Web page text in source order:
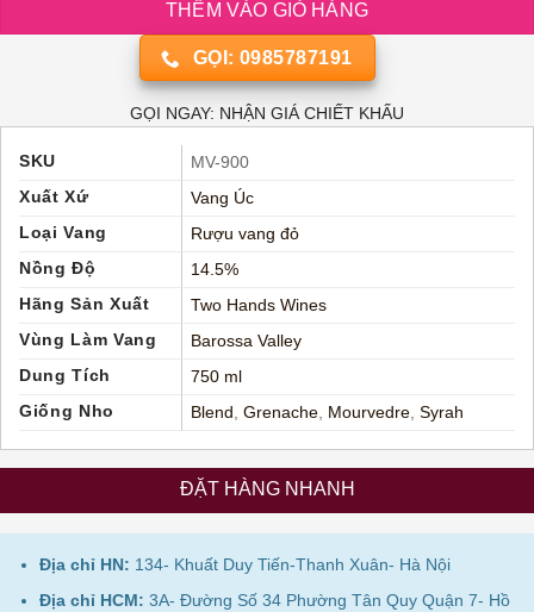
THÊM VÀO GIỎ HÀNG
GỌI: 0985787191
GỌI NGAY: NHẬN GIÁ CHIẾT KHẤU
SKU
MV-900
Xuất Xứ
Vang Úc
Loại Vang
Rượu vang đỏ
Nồng Độ
14.5%
Hãng Sản Xuất
Two Hands Wines
Vùng Làm Vang
Barossa Valley
Dung Tích
750 ml
Giống Nho
Blend Grenache, Mourvedre, Syrah
ĐẶT HÀNG NHANH
Địa chỉ HN: 134- Khuất Duy Tiến-Thanh Xuân- Hà Nội
Địa chỉ HCM: 3A- Đường Số 34 Phường Tân Quy Quận 7- Hồ